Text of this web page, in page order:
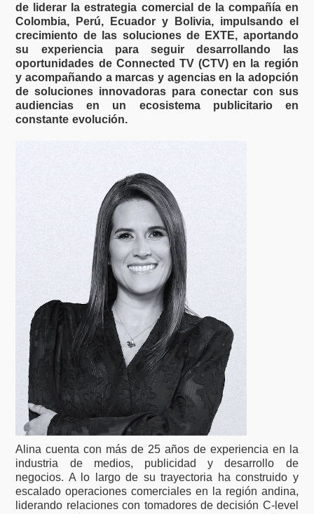
de liderar la estrategia comercial de la compañía en
Colombia, Perú, Ecuador y Bolivia, impulsando el
crecimiento de las soluciones de EXTE, aportando
su experiencia para seguir desarrollando las
oportunidades de Connected TV (CTV) en la región
y acompañando a marcas y agencias en la adopción
de soluciones innovadoras para conectar con sus
audiencias en un ecosistema publicitario en
constante evolución.
Alina cuenta con más de 25 años de experiencia en la
industria de medios, publicidad y desarrollo de
negocios. A lo largo de su trayectoria ha construido y
escalado operaciones comerciales en la región andina,
liderando relaciones con tomadores de decisión C-level